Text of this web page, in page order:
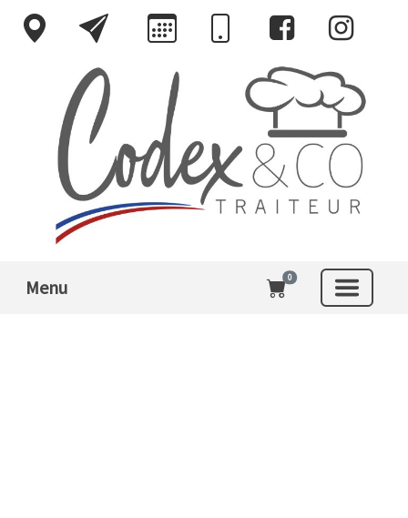
Menu 0